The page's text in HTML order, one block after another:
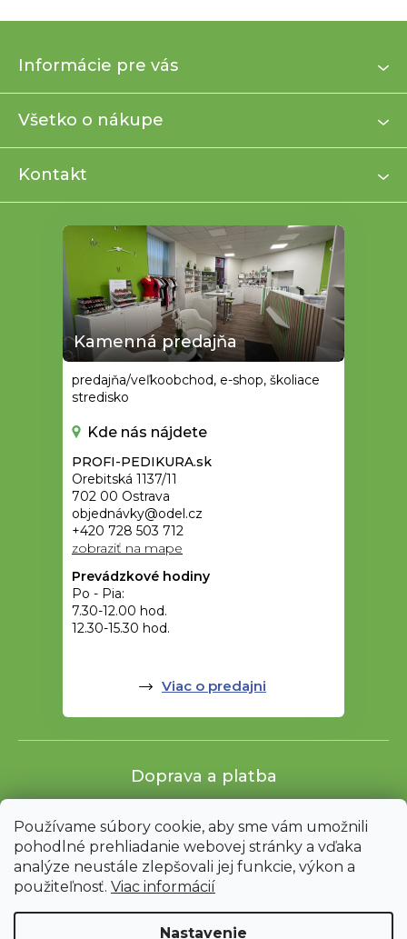
Používame súbory cookie, aby sme vám umožnili
pohodlné prehliadanie webovej stránky a vďaka
analýze neustále zlepšovali jej funkcie, výkon a
použiteľnosť. Viac informácií
Nastavenie
p
t
Informácie pre vás
Všetko o nákupe
Kontakt
Kamenná predajňa
predajňa/veľkoobchod, e-shop, školiace
stredisko
Kde nás nájdete
PROFI-PEDIKURA.sk
Orebitská 1137/11
702 00 Ostrava
objednávky@odel.cz
+420 728 503 712
zobraziť na mape
Prevádzkové hodiny
Po - Pia:
7.30-12.00 hod.
12.30-15.30 hod.
Viac o predajni
Doprava a platba